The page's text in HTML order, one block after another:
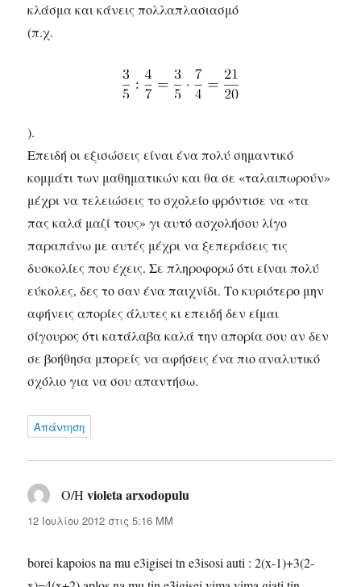
κλάσμα και κάνεις πολλαπλασιασμό
(π.χ.
).
Επειδή οι εξισώσεις είναι ένα πολύ σημαντικό
κομμάτι των μαθηματικών και θα σε «ταλαιπωρούν»
μέχρι να τελειώσεις το σχολείο φρόντισε να «τα
πας καλά μαζί τους» γι αυτό ασχολήσου λίγο
παραπάνω με αυτές μέχρι να ξεπεράσεις τις
δυσκολίες που έχεις. Σε πληροφορώ ότι είναι πολύ
εύκολες, δες το σαν ένα παιχνίδι. Το κυριότερο μην
αφήνεις απορίες άλυτες κι επειδή δεν είμαι
σίγουρος ότι κατάλαβα καλά την απορία σου αν δεν
σε βοήθησα μπορείς να αφήσεις ένα πιο αναλυτικό
σχόλιο για να σου απαντήσω.
Απάντηση
Ο/Ηvioleta arxodopulu
12 Ιουλίου 2012 στις 5:16 ΜΜ
borei kapoios na mu e3igisei tn e3isosi auti : 2(x-1)+3(2-